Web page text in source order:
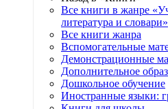
Все книги в жанре
литература и словари»
Все книги жанра
Вспомогательные
Демонстрационные
Дополнительное
Дошкольное обучение
Иностранные языки: